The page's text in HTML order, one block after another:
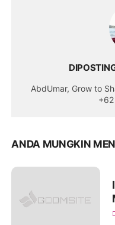
AbdUmar, Grow to
ANDA MUNGKIN